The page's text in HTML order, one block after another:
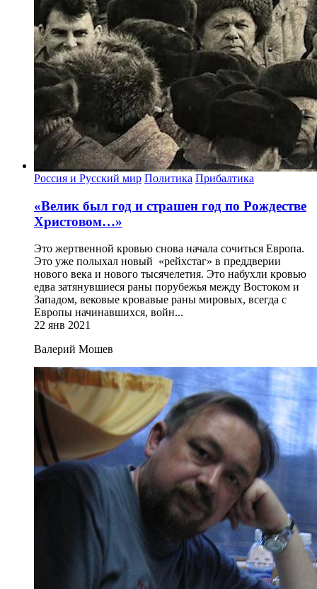
Россия и Русский мир Политика Прибалтика
«Велик был год и страшен год по Рождестве
Христовом…»
Это жертвенной кровью снова начала сочиться Европа.
Это уже полыхал новый «рейхстаг» в преддверии
нового века и нового тысячелетия. Это набухли кровью
едва затянувшиеся раны порубежья между Востоком и
Западом, вековые кровавые раны мировых, всегда с
Европы начинавшихся, войн...
22 янв 2021
Валерий Мошев